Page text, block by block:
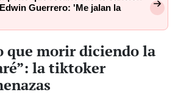
Guerrero: 'Me jalan la
que morir diciendo la
la tiktoker